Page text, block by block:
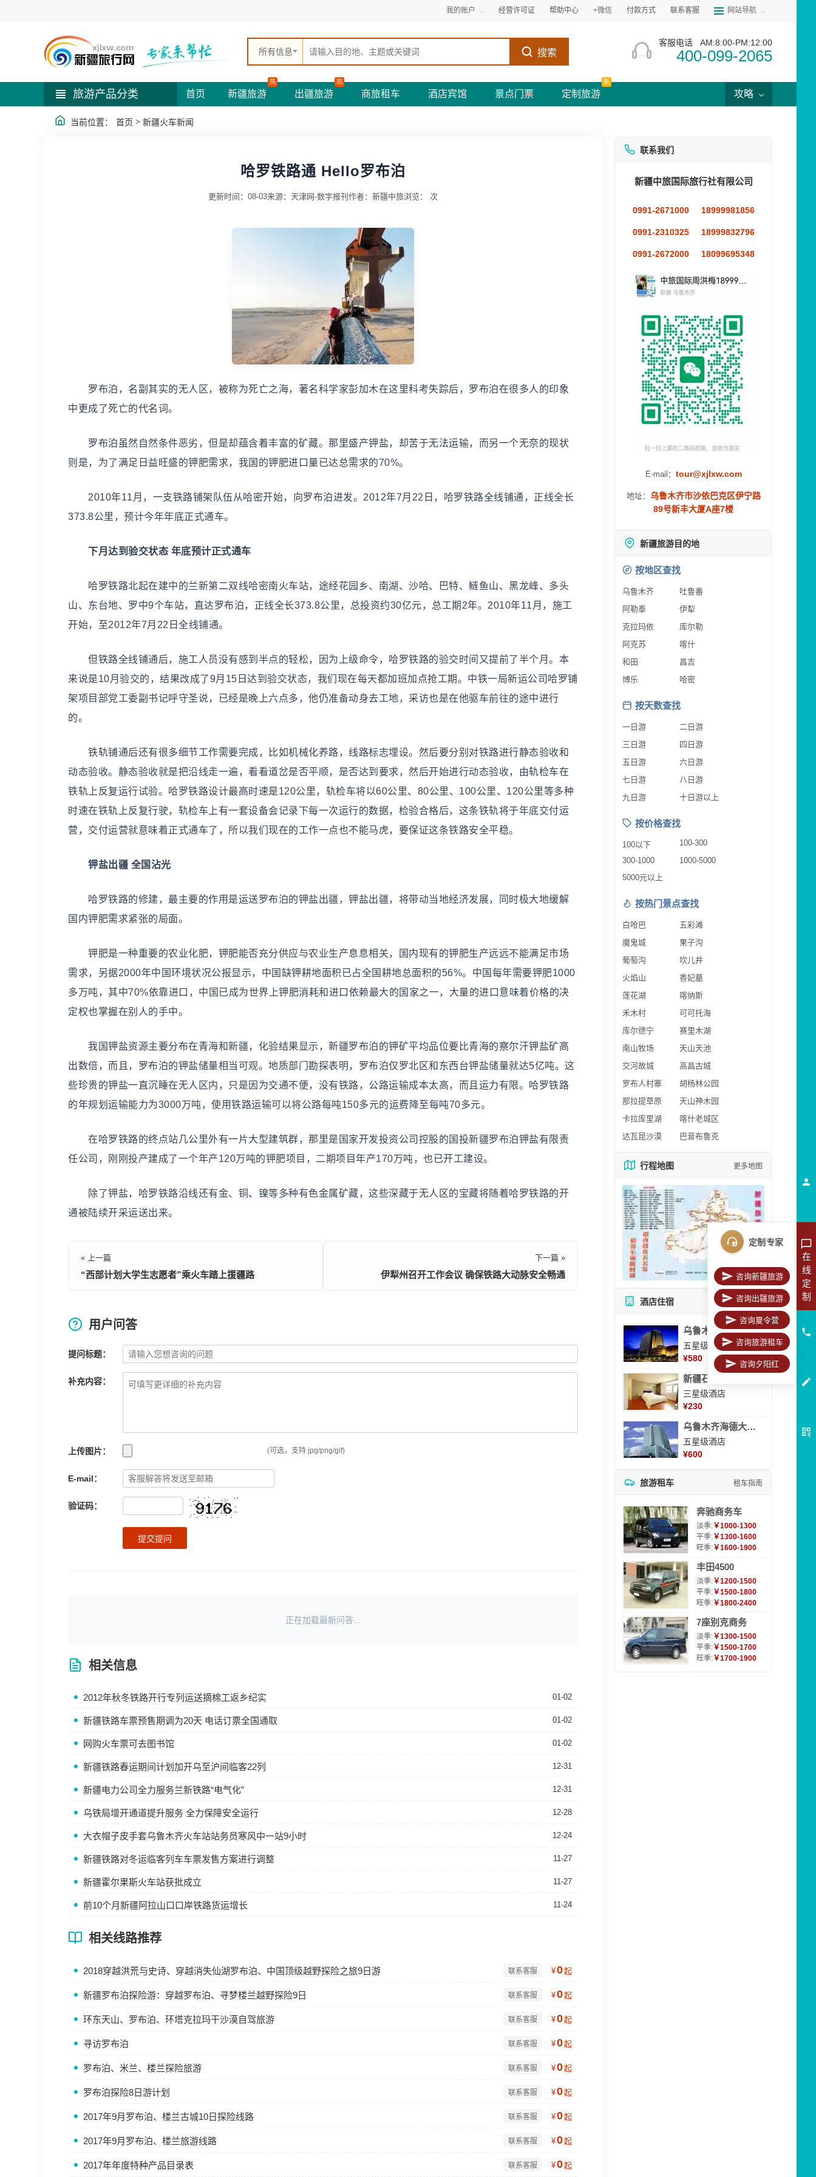
我的账户 经营许可证 帮助中心 +微信 付款方式 联系客服 网站导航
所有信息 搜索
客服电话 AM:8:00-PM:12:00
400-099-2065
旅游产品分类 首页 新疆旅游
热
出疆旅游
热
商旅租车 酒店宾馆 景点门票 定制旅游
新
攻略
当前位置： 首页 > 新疆火车新闻
哈罗铁路通 Hello罗布泊
更新时间：08-03来源：天津网-数字报刊 作者：新疆中旅浏览： 次
罗布泊，名副其实的无人区，被称为死亡之海，著名科学家彭加木在这里科考失踪后，罗布泊在很多人的印象
中更成了死亡的代名词。
罗布泊虽然自然条件恶劣，但是却蕴含着丰富的矿藏。那里盛产钾盐，却苦于无法运输，而另一个无奈的现状
则是，为了满足日益旺盛的钾肥需求，我国的钾肥进口量已达总需求的70%。
2010年11月，一支铁路铺架队伍从哈密开始，向罗布泊进发。2012年7月22日，哈罗铁路全线铺通，正线全长
373.8公里，预计今年年底正式通车。
下月达到验交状态 年底预计正式通车
哈罗铁路北起在建中的兰新第二双线哈密南火车站，途经花园乡、南湖、沙哈、巴特、鲢鱼山、黑龙峰、多头
山、东台地、罗中9个车站，直达罗布泊，正线全长373.8公里，总投资约30亿元，总工期2年。2010年11月，施工
开始，至2012年7月22日全线铺通。
但铁路全线铺通后，施工人员没有感到半点的轻松，因为上级命令，哈罗铁路的验交时间又提前了半个月。本
来说是10月验交的，结果改成了9月15日达到验交状态，我们现在每天都加班加点抢工期。中铁一局新运公司哈罗铺
架项目部党工委副书记呼守圣说，已经是晚上六点多，他仍准备动身去工地，采访也是在他驱车前往的途中进行
的。
铁轨铺通后还有很多细节工作需要完成，比如机械化养路，线路标志埋设。然后要分别对铁路进行静态验收和
动态验收。静态验收就是把沿线走一遍，看看道岔是否平顺，是否达到要求，然后开始进行动态验收，由轨检车在
铁轨上反复运行试验。哈罗铁路设计最高时速是120公里，轨检车将以60公里、80公里、100公里、120公里等多种
时速在铁轨上反复行驶，轨检车上有一套设备会记录下每一次运行的数据，检验合格后，这条铁轨将于年底交付运
营，交付运营就意味着正式通车了，所以我们现在的工作一点也不能马虎，要保证这条铁路安全平稳。
钾盐出疆 全国沾光
哈罗铁路的修建，最主要的作用是运送罗布泊的钾盐出疆，钾盐出疆，将带动当地经济发展，同时极大地缓解
国内钾肥需求紧张的局面。
钾肥是一种重要的农业化肥，钾肥能否充分供应与农业生产息息相关，国内现有的钾肥生产远远不能满足市场
需求，另据2000年中国环境状况公报显示，中国缺钾耕地面积已占全国耕地总面积的56%。中国每年需要钾肥1000
多万吨，其中70%依靠进口，中国已成为世界上钾肥消耗和进口依赖最大的国家之一，大量的进口意味着价格的决
定权也掌握在别人的手中。
我国钾盐资源主要分布在青海和新疆，化验结果显示，新疆罗布泊的钾矿平均品位要比青海的察尔汗钾盐矿高
出数倍，而且，罗布泊的钾盐储量相当可观。地质部门勘探表明，罗布泊仅罗北区和东西台钾盐储量就达5亿吨。这
些珍贵的钾盐一直沉睡在无人区内，只是因为交通不便，没有铁路，公路运输成本太高，而且运力有限。哈罗铁路
的年规划运输能力为3000万吨，使用铁路运输可以将公路每吨150多元的运费降至每吨70多元。
在哈罗铁路的终点站几公里外有一片大型建筑群，那里是国家开发投资公司控股的国投新疆罗布泊钾盐有限责
任公司，刚刚投产建成了一个年产120万吨的钾肥项目，二期项目年产170万吨，也已开工建设。
除了钾盐，哈罗铁路沿线还有金、铜、镍等多种有色金属矿藏，这些深藏于无人区的宝藏将随着哈罗铁路的开
通被陆续开采运送出来。
« 上一篇
“西部计划大学生志愿者”乘火车踏上援疆路
下一篇 »
伊犁州召开工作会议 确保铁路大动脉安全畅通
用户问答
提问标题：
补充内容：
上传图片： (可选，支持 jpg/png/gif)
E-mail：
验证码：
提交提问
正在加载最新问答...
相关信息
2012年秋冬铁路开行专列运送摘棉工返乡纪实 01-02
新疆铁路车票预售期调为20天 电话订票全国通取 01-02
网购火车票可去图书馆 01-02
新疆铁路春运期间计划加开乌至沪间临客22列 12-31
新疆电力公司全力服务兰新铁路“电气化” 12-31
乌铁局增开通道提升服务 全力保障安全运行 12-28
大衣帽子皮手套乌鲁木齐火车站站务员寒风中一站9小时 12-24
新疆铁路对冬运临客列车车票发售方案进行调整 11-27
新疆霍尔果斯火车站获批成立 11-27
前10个月新疆阿拉山口口岸铁路货运增长 11-24
相关线路推荐
2018穿越洪荒与史诗、穿越消失仙湖罗布泊、中国顶级越野探险之旅9日游 联系客服 ¥0起
新疆罗布泊探险游：穿越罗布泊、寻梦楼兰越野探险9日 联系客服 ¥0起
环东天山、罗布泊、环塔克拉玛干沙漠自驾旅游 联系客服 ¥0起
寻访罗布泊 联系客服 ¥0起
罗布泊、米兰、楼兰探险旅游 联系客服 ¥0起
罗布泊探险8日游计划 联系客服 ¥0起
2017年9月罗布泊、楼兰古城10日探险线路 联系客服 ¥0起
2017年9月罗布泊、楼兰旅游线路 联系客服 ¥0起
2017年年度特种产品目录表 联系客服 ¥0起
联系我们
新疆中旅国际旅行社有限公司
0991-2671000 18999981856
0991-2310325 18999832796
0991-2672000 18099695348
E-mail： tour@xjlxw.com
地址： 乌鲁木齐市沙依巴克区伊宁路
89号新丰大厦A座7楼
新疆旅游目的地
按地区查找
乌鲁木齐
吐鲁番
阿勒泰
伊犁
克拉玛依
库尔勒
阿克苏
喀什
和田
昌吉
博乐
哈密
按天数查找
一日游
二日游
三日游
四日游
五日游
六日游
七日游
八日游
九日游
十日游以上
按价格查找
100以下
100-300
300-1000
1000-5000
5000元以上
按热门景点查找
白哈巴
五彩滩
魔鬼城
果子沟
葡萄沟
坎儿井
火焰山
香妃墓
莲花湖
喀纳斯
禾木村
可可托海
库尔德宁
赛里木湖
南山牧场
天山天池
交河故城
高昌古城
罗布人村寨
胡杨林公园
那拉提草原
天山神木园
卡拉库里湖
喀什老城区
达瓦昆沙漠
巴音布鲁克
行程地图 更多地图
酒店住宿 所有酒店
乌鲁木齐美丽华大酒
五星级酒店
¥580
三星级酒店
¥230
乌鲁木齐海德大酒店
五星级酒店
¥600
旅游租车 租车指南
奔驰商务车
淡季:￥1000-1300
平季:￥1300-1600
旺季:￥1600-1900
丰田4500
淡季:￥1200-1500
平季:￥1500-1800
旺季:￥1800-2400
7座别克商务
淡季:￥1300-1500
平季:￥1500-1700
旺季:￥1700-1900
在
线
定
制
定制专家
咨询新疆旅游
咨询出疆旅游
咨询夏令营
咨询旅游租车
咨询夕阳红